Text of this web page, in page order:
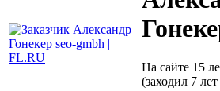
На сайте 15
(заходил 7